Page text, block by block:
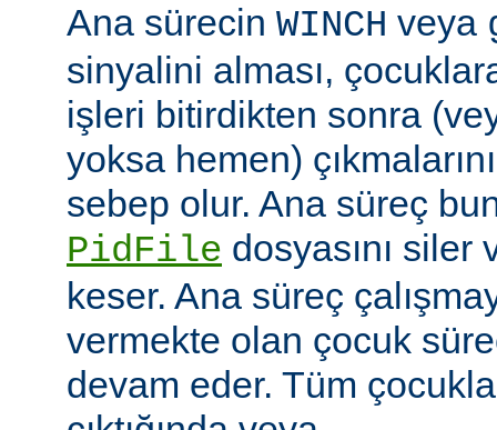
Ana sürecin WINCH veya
sinyalini alması,
işleri bitirdikten sonra
yoksa hemen)
sebep olur. Ana süreç
PidFile dosyasını
keser. Ana süreç
vermekte olan çocuk
devam eder. Tüm